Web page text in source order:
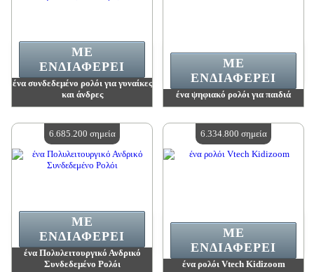
ένα συνδεδεμένο ρολόι για γυναίκες
και άνδρες
Διαθέσιμη ποσότητα:4
ΜΕ
ΕΝΔΙΑΦΈΡΕΙ
ένα ψηφιακό ρολόι για παιδιά
Διαθέσιμη ποσότητα:4
ΜΕ
ΕΝΔΙΑΦΈΡΕΙ
ένα Πολυλειτουργικό Ανδρικό
Συνδεδεμένο Ρολόι
ΜΕ
ΕΝΔΙΑΦΈΡΕΙ
6.685.200 σημεία
ένα ρολόι Vtech Kidizoom
ΜΕ
ΕΝΔΙΑΦΈΡΕΙ
6.334.800 σημεία